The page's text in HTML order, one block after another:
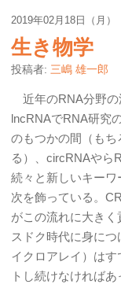
2019年02月18日（月）
生き物学
投稿者: 三嶋 雄一郎
近年のRNA分野の
lncRNAでRNA研究
のもつかの間（も
る）、circRNAやら
続々と新しいキーワ
次を飾っている。
がこの流れに大き
スドク時代に身に
イクロアレイ）は
トし続けなければ